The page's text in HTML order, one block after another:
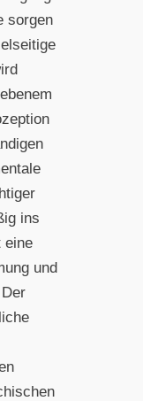
sorgen
ins
eine
und